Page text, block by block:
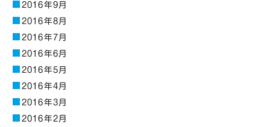
2016年9月
2016年8月
2016年7月
2016年6月
2016年5月
2016年4月
2016年3月
2016年2月